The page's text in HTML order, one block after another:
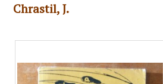
Chrastil, J.